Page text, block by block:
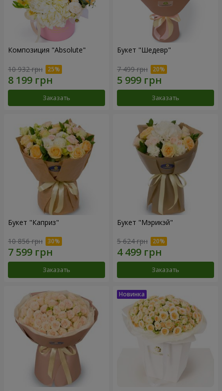
Композиция "Absolute"
10 932 грн
Заказать
Букет "Шедевр"
7 499 грн
Заказать
Букет "Каприз"
10 856 грн
Заказать
Букет "Мэрикэй"
5 624 грн
Заказать